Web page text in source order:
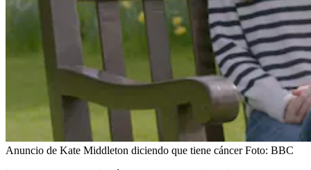
Anuncio de Kate Middleton diciendo que tiene cáncerFoto: BBC